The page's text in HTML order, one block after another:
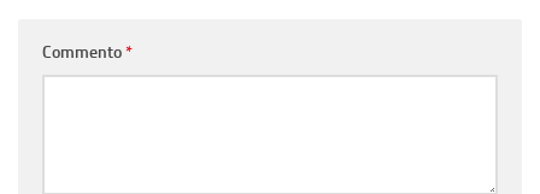
Commento*